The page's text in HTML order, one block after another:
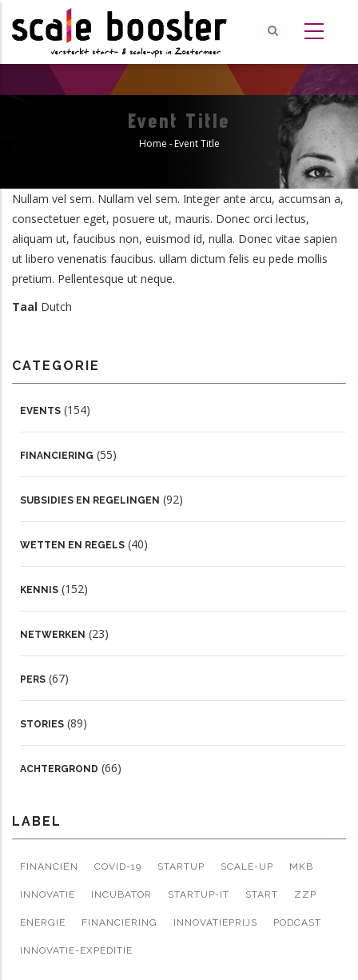
en
Event Title
Home - Event Title
Nullam vel sem. Nullam vel sem. Integer ante arcu, accumsan a,
consectetuer eget, posuere ut, mauris. Donec orci lectus,
aliquam ut, faucibus non, euismod id, nulla. Donec vitae sapien
ut libero venenatis faucibus. ullam dictum felis eu pede mollis
pretium. Pellentesque ut neque.
Taal Dutch
CATEGORIE
EVENTS (154)
FINANCIERING (55)
SUBSIDIES EN REGELINGEN (92)
WETTEN EN REGELS (40)
KENNIS (152)
NETWERKEN (23)
PERS (67)
STORIES (89)
ACHTERGROND (66)
LABEL
FINANCIËN COVID-19 STARTUP SCALE-UP MKB
INNOVATIE INCUBATOR STARTUP-IT START ZZP
ENERGIE FINANCIERING INNOVATIEPRIJS PODCAST
INNOVATIE-EXPEDITIE